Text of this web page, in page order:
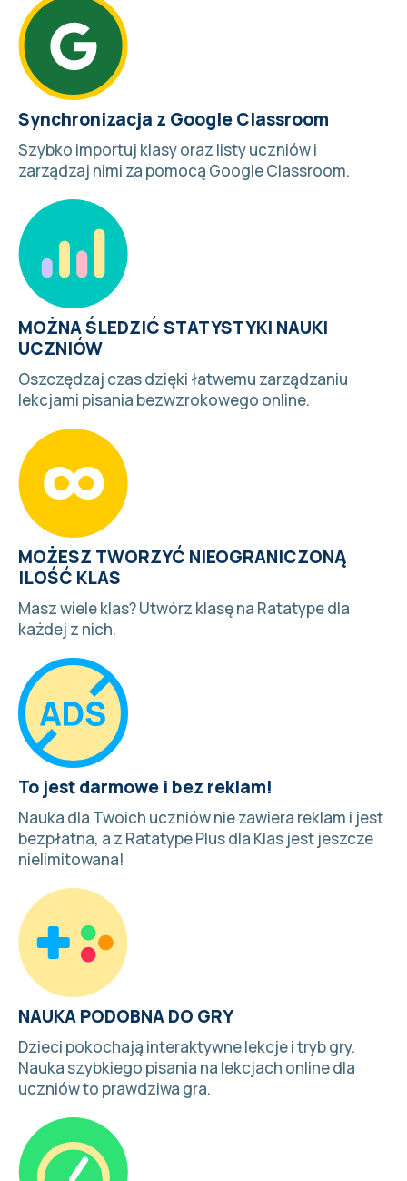
Synchronizacja z Google Classroom
Szybko importuj klasy oraz listy uczniów i
zarządzaj nimi za pomocą Google Classroom.
MOŻNA ŚLEDZIĆ STATYSTYKI NAUKI
UCZNIÓW
Oszczędzaj czas dzięki łatwemu zarządzaniu
lekcjami pisania bezwzrokowego online.
MOŻESZ TWORZYĆ NIEOGRANICZONĄ
ILOŚĆ KLAS
Masz wiele klas?Utwórz klasęna Ratatype dla
każdej z nich.
To jest darmowe i bez reklam!
Nauka dla Twoich uczniów nie zawiera reklam i jest
bezpłatna, a z Ratatype Plus dla Klas jest jeszcze
nielimitowana!
NAUKA PODOBNA DO GRY
Dzieci pokochają interaktywne lekcje itryb gry.
Nauka szybkiego pisania na lekcjach online dla
uczniów to prawdziwa gra.